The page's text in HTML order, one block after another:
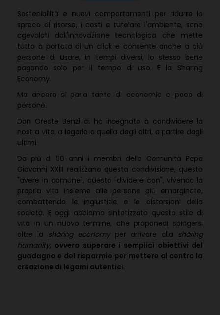
Sostenibilità e nuovi comportamenti per ridurre lo
spreco di risorse, i costi e tutelare l'ambiente, sono
agevolati dall'innovazione tecnologica che mette
tutto a portata di un click e consente anche a più
persone di usare, in tempi diversi, lo stesso bene
pagando solo per il tempo di uso. È la Sharing
Economy.
Ma ancora si parla tanto di economia e poco di
persone.
Don Oreste Benzi ci ha insegnato a condividere la
nostra vita, a legarla a quella degli altri, a partire dagli
ultimi.
Da più di 50 anni i membri della Comunità Papa
Giovanni XXIII realizzano questa condivisione, questo
"avere in comune", questo "dividere con", vivendo la
propria vita insieme alle persone più emarginate,
combattendo le ingiustizie e le distorsioni della
società. E oggi abbiamo sintetizzato questo stile di
vita in un nuovo termine, che proponedi spingersi
oltre la sharing economyper arrivare alla sharing
humanity, ovvero superare i semplici obiettivi del
guadagno e del risparmio per mettere al centro la
creazione di legami autentici.